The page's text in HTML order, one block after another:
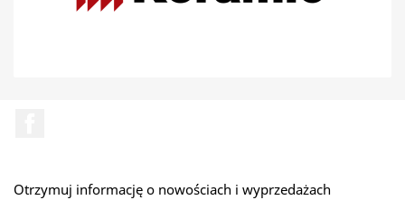
Otrzymuj informację o nowościach i wyprzedażach